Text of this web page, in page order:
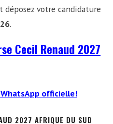
déposez votre candidature
.
Cecil Renaud 2027
officielle!
2027 AFRIQUE DU SUD